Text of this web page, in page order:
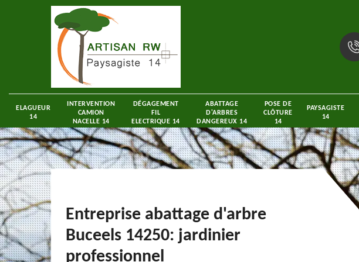
ELAGUEUR
14
INTERVENTION
CAMION
NACELLE 14
DÉGAGEMENT
FIL
ELECTRIQUE 14
ABATTAGE
D'ARBRES
DANGEREUX 14
POSE DE
CLÔTURE
14
PAYSAGISTE
14
Entreprise abattage d'arbre
Buceels 14250: jardinier
professionnel